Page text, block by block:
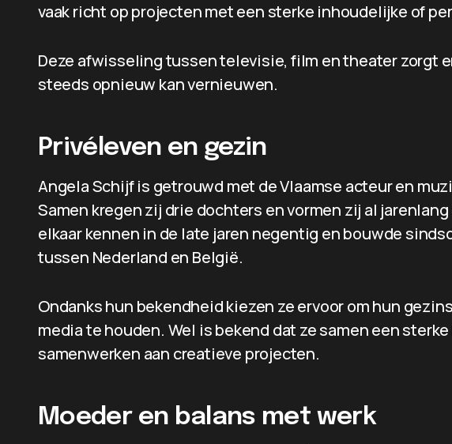
vaak richt op projecten met een sterke inhoudelijke of
Deze afwisseling tussen televisie, film en theater zorgt
steeds opnieuw kan vernieuwen.
Privéleven en gezin
Angela Schijf is getrouwd met de Vlaamse acteur en
Samen kregen zij drie dochters en vormen zij al
elkaar kennen in de late jaren negentig en bouwde
tussen Nederland en België.
Ondanks hun bekendheid kiezen ze ervoor om hun
media te houden. Wel is bekend dat ze samen een
samenwerken aan creatieve projecten.
Moeder en balans met werk